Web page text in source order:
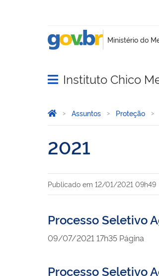
Abrir menu principal de
Instituto Chico
Você está aqui:
Página Inicial
Assuntos Proteção
2021
Publicado em 12/01/2021 09h49
Processo Seletivo
publicado
09/07/2021 17h35 Página
Processo Seletivo